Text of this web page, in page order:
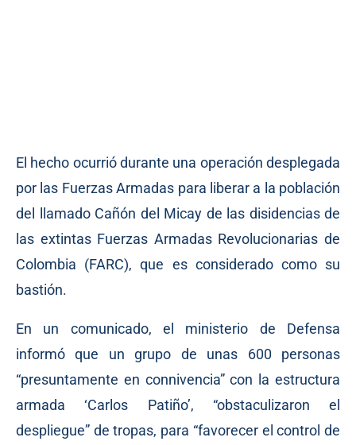
El hecho ocurrió durante una operación desplegada
por las Fuerzas Armadas para liberar a la población
del llamado Cañón del Micay de las disidencias de
las extintas Fuerzas Armadas Revolucionarias de
Colombia (FARC), que es considerado como su
bastión.
En un comunicado, el ministerio de Defensa
informó que un grupo de unas 600 personas
“presuntamente en connivencia” con la estructura
armada ‘Carlos Patiño’, “obstaculizaron el
despliegue” de tropas, para “favorecer el control de